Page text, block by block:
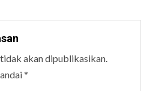
akan dipublikasikan.
*